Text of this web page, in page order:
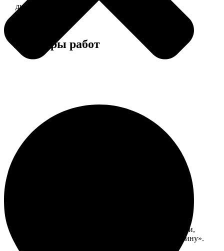
диаметр 56 мм
Примеры работ
Нажмите «Сделать заказ», выберите тип продукции,
загрузите фотографии, нажмите «Добавить в корзину».